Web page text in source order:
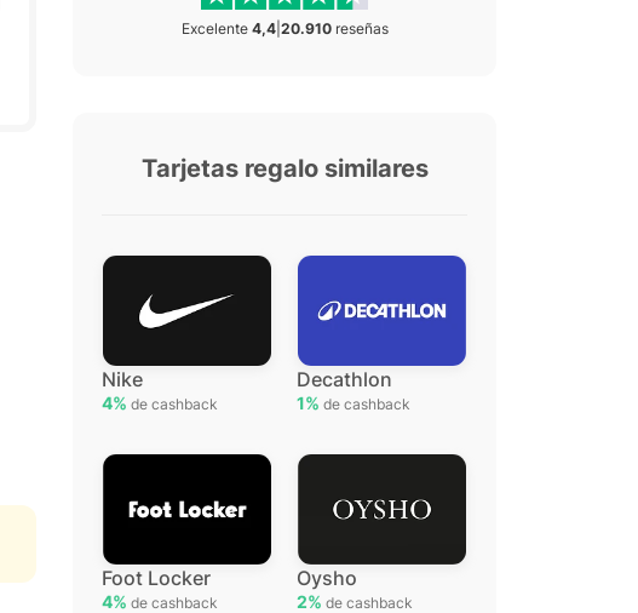
Excelente 4,4| 20.910reseñas
Tarjetas regalo similares
Nike
4% de cashback
Decathlon
1% de cashback
Foot Locker
4% de cashback
Oysho
2% de cashback